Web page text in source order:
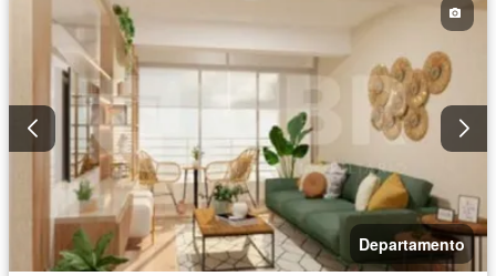
Departamento